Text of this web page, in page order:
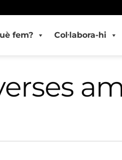
fem? Col·labora-hi